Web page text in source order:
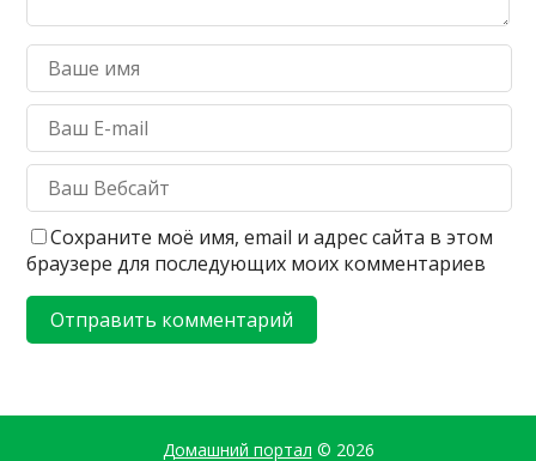
Сохраните моё имя, email и адрес сайта в этом
браузере для последующих моих комментариев
Домашний портал © 2026